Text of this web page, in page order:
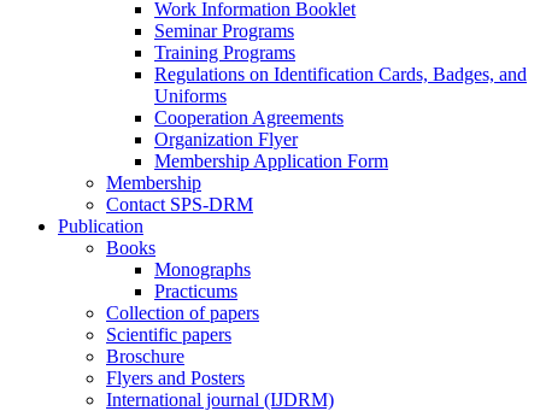
Work Information Booklet
Seminar Programs
Training Programs
Regulations on Identification Cards, Badges, and
Uniforms
Cooperation Agreements
Organization Flyer
Membership Application Form
Membership
Contact SPS-DRM
Publication
Books
Monographs
Practicums
Collection of papers
Scientific papers
Broschure
Flyers and Posters
International journal (IJDRM)